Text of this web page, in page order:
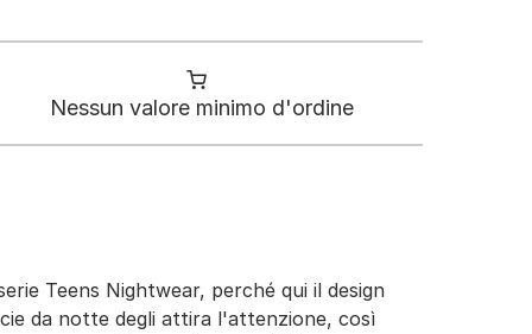
Nessun valore minimo d'ordine
Teens Nightwear, perché qui il design
da notte degli attira l'attenzione, così